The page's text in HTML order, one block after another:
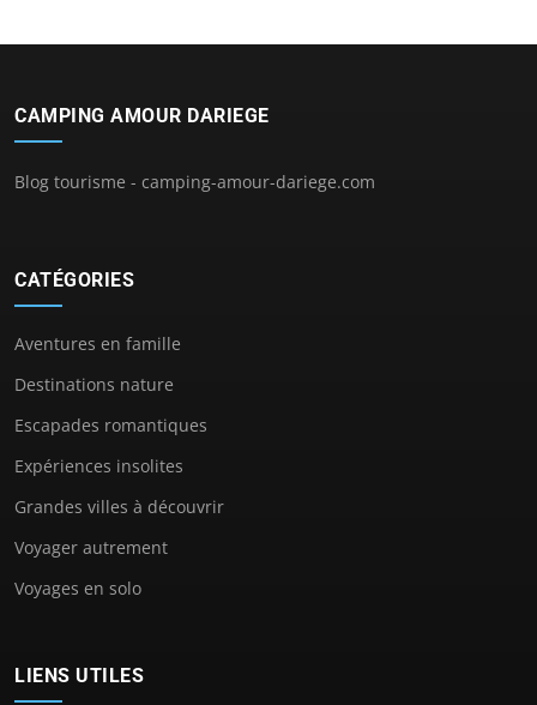
CAMPING AMOUR DARIEGE
Blog tourisme - camping-amour-dariege.com
CATÉGORIES
Aventures en famille
Destinations nature
Escapades romantiques
Expériences insolites
Grandes villes à découvrir
Voyager autrement
Voyages en solo
LIENS UTILES